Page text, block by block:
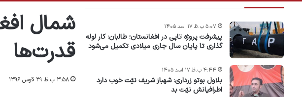
شمال
قدرت‌ها
۳:۵۸ ب.ظ ۲۹ قوس ۱۳۹۶
پیشرفت پروژه‌ تاپی در افغانستان؛ طالبان: کار لوله
گذاری تا پایان سال جاری میلادی تکمیل می‌شود
۵:۰۷ ب.ظ ۱۷ اسد ۱۴۰۵
بلاول بوتو زرداری: شهباز شریف نیّت خوب دارد
اطرافیانش نیّت بد
۴:۴۴ ب.ظ ۱۷ اسد ۱۴۰۵